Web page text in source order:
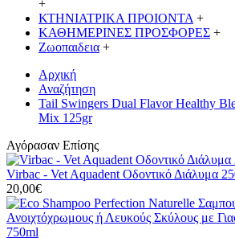
+
ΚΤΗΝΙΑΤΡΙΚΑ ΠΡΟΙΟΝΤΑ +
ΚΑΘΗΜΕΡΙΝΕΣ ΠΡΟΣΦΟΡΕΣ +
Ζωοπαιδεια +
Αρχική
Αναζήτηση
Tail Swingers Dual Flavor Healthy
Mix 125gr
Αγόρασαν Επίσης
Virbac - Vet Aquadent Οδοντικό Διάλυμα
20,00€